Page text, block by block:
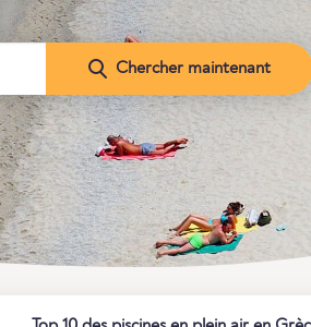
Chercher maintenant